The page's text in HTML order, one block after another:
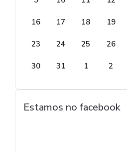
16 17 18 19
23 24 25 26
30 31 1 2
Estamos no facebook